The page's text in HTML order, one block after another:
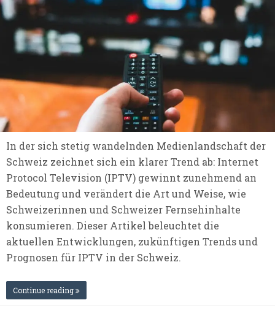
In der sich stetig wandelnden Medienlandschaft der
Schweiz zeichnet sich ein klarer Trend ab: Internet
Protocol Television (IPTV) gewinnt zunehmend an
Bedeutung und verändert die Art und Weise, wie
Schweizerinnen und Schweizer Fernsehinhalte
konsumieren. Dieser Artikel beleuchtet die
aktuellen Entwicklungen, zukünftigen Trends und
Prognosen für IPTV in der Schweiz.
Continue reading